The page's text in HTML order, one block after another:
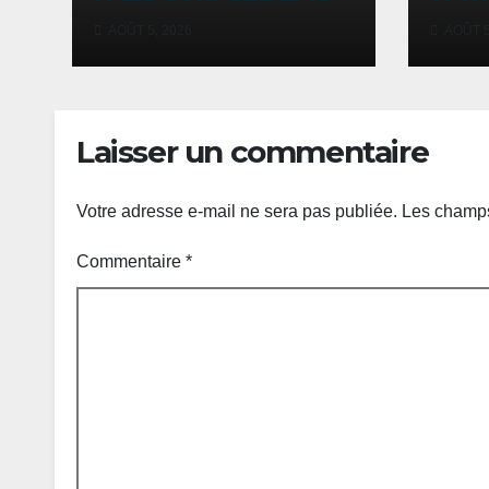
contre le terrorisme
Laisser un commentaire
Votre adresse e-mail ne sera pas publiée. Les
Commentaire *